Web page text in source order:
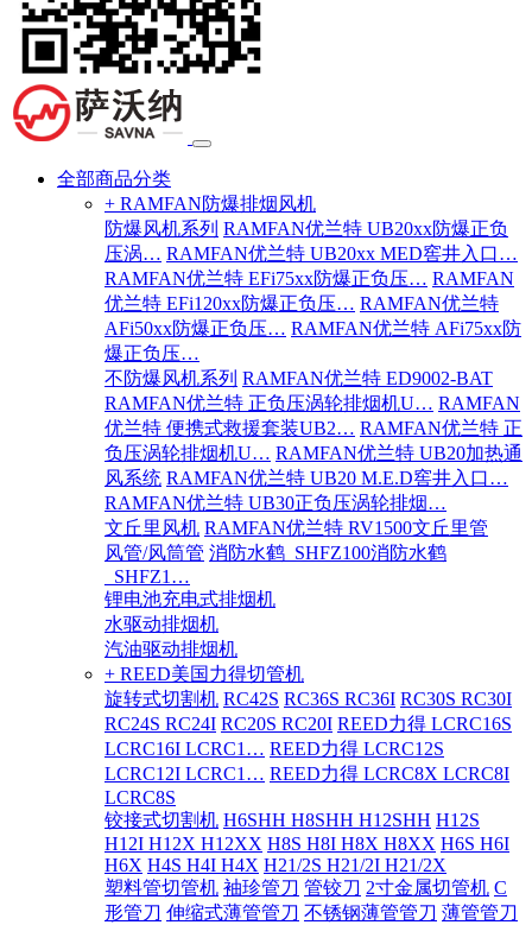
全部商品分类
+ RAMFAN防爆排烟风机
防爆风机系列 RAMFAN优兰特 UB20xx防爆正负
压涡… RAMFAN优兰特 UB20xx MED窖井入口…
RAMFAN优兰特 EFi75xx防爆正负压… RAMFAN
优兰特 EFi120xx防爆正负压… RAMFAN优兰特
AFi50xx防爆正负压… RAMFAN优兰特 AFi75xx防
爆正负压…
不防爆风机系列 RAMFAN优兰特 ED9002-BAT
RAMFAN优兰特 正负压涡轮排烟机U… RAMFAN
优兰特 便携式救援套装UB2… RAMFAN优兰特 正
负压涡轮排烟机U… RAMFAN优兰特 UB20加热通
风系统 RAMFAN优兰特 UB20 M.E.D窖井入口…
RAMFAN优兰特 UB30正负压涡轮排烟…
文丘里风机 RAMFAN优兰特 RV1500文丘里管
风管/风筒管 消防水鹤_SHFZ100消防水鹤
_SHFZ1…
锂电池充电式排烟机
水驱动排烟机
汽油驱动排烟机
+ REED美国力得切管机
旋转式切割机 RC42S RC36S RC36I RC30S RC30I
RC24S RC24I RC20S RC20I REED力得 LCRC16S
LCRC16I LCRC1… REED力得 LCRC12S
LCRC12I LCRC1… REED力得 LCRC8X LCRC8I
LCRC8S
铰接式切割机 H6SHH H8SHH H12SHH H12S
H12I H12X H12XX H8S H8I H8X H8XX H6S H6I
H6X H4S H4I H4X H21/2S H21/2I H21/2X
塑料管切管机 袖珍管刀 管铰刀 2寸金属切管机 C
形管刀 伸缩式薄管管刀 不锈钢薄管管刀 薄管管刀